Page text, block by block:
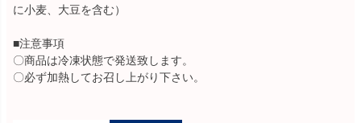
に小麦、大豆を含む）
■注意事項
〇商品は冷凍状態で発送致します。
〇必ず加熱してお召し上がり下さい。